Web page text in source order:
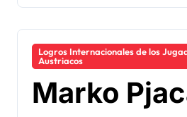
Logros Internacionales de los
Austriacos
Marko